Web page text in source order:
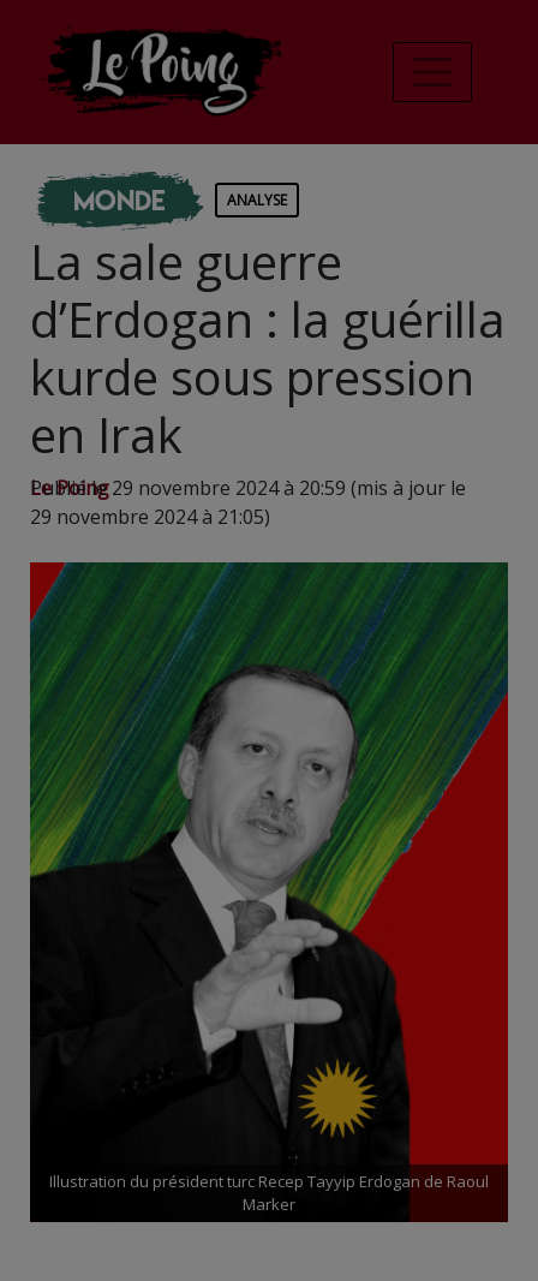
Monde ANALYSE
La sale guerre
d’Erdogan : la guérilla
kurde sous pression
en Irak
Le Poing
Publié le 29 novembre 2024 à 20:59 (mis à jour le
29 novembre 2024 à 21:05)
Illustration du président turc Recep Tayyip Erdogan de Raoul
Marker